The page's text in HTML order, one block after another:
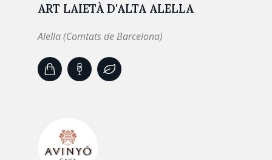
ART LAIETÀ D'ALTA ALELLA
Alella (Comtats de Barcelona)